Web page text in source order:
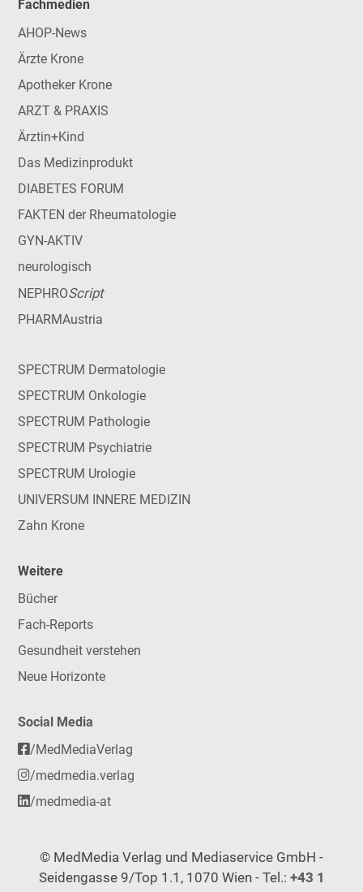
Fachmedien
AHOP-News
Ärzte Krone
Apotheker Krone
ARZT & PRAXIS
Ärztin+Kind
Das Medizinprodukt
DIABETES FORUM
FAKTEN der Rheumatologie
GYN-AKTIV
neurologisch
NEPHROScript
PHARMAustria
SPECTRUM Dermatologie
SPECTRUM Onkologie
SPECTRUM Pathologie
SPECTRUM Psychiatrie
SPECTRUM Urologie
UNIVERSUM INNERE MEDIZIN
Zahn Krone
Weitere
Bücher
Fach-Reports
Gesundheit verstehen
Neue Horizonte
Social Media
/MedMediaVerlag
/medmedia.verlag
/medmedia-at
© MedMedia Verlag und Mediaservice GmbH -
Seidengasse 9/Top 1.1, 1070 Wien - Tel.: +43 1